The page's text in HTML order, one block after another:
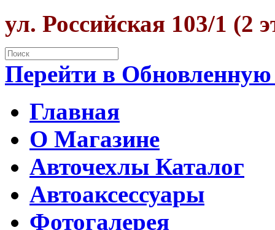
ул. Российская 103/1 (2
Перейти в
Главная
О Магазине
Авточехлы Каталог
Автоаксессуары
Фотогалерея